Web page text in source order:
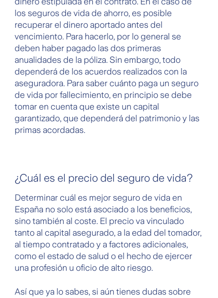
los seguros de vida de ahorro, es posible
recuperar el dinero aportado antes del
vencimiento. Para hacerlo, por lo general se
deben haber pagado las dos primeras
anualidades de la póliza. Sin embargo, todo
dependerá de los acuerdos realizados con la
aseguradora. Para saber cuánto paga un seguro
de vida por fallecimiento, en principio se debe
tomar en cuenta que existe un capital
garantizado, que dependerá del patrimonio y las
primas acordadas.
¿Cuál es el precio del seguro de vida?
Determinar cuál es mejor seguro de vida en
España no solo está asociado a los beneficios,
sino también al coste. El precio va vinculado
tanto al capital asegurado, a la edad del tomador,
al tiempo contratado y a factores adicionales,
como el estado de salud o el hecho de ejercer
una profesión u oficio de alto riesgo.
Así que ya lo sabes, si aún tienes dudas sobre